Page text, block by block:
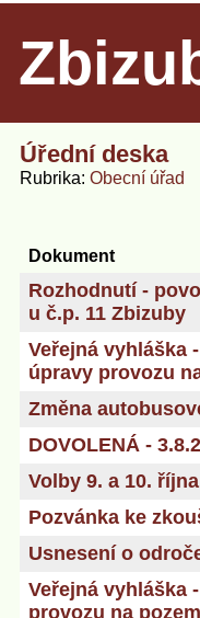
Úřední deska
Rubrika Obecní úřad
Dokument
Rozhodnutí -
u č.p. 11 Zbizuby
Veřejná vyhláška
úpravy provozu
Změna
DOVOLENÁ -
Volby 9. a 10.
Pozvánka ke
Usnesení o
Veřejná vyhláška
provozu na